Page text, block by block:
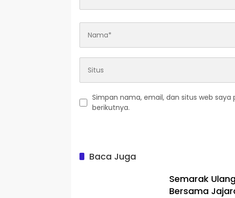
Simpan nama, email, dan situs web
berikutnya.
Baca Juga
Semarak
Bersama